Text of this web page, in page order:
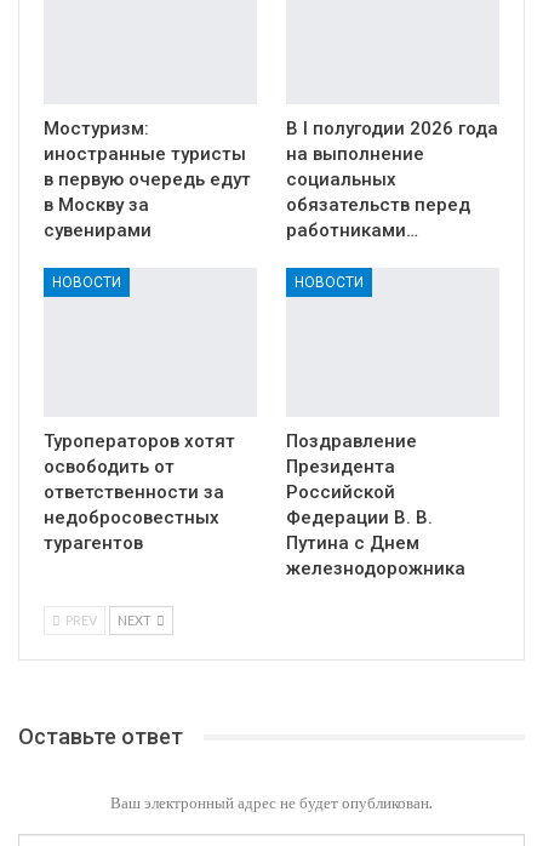
Мостуризм:
иностранные туристы
в первую очередь едут
в Москву за
сувенирами
В I полугодии 2026 года
на выполнение
социальных
обязательств перед
работниками…
НОВОСТИ
Туроператоров хотят
освободить от
ответственности за
недобросовестных
турагентов
НОВОСТИ
Поздравление
Президента
Российской
Федерации В. В.
Путина с Днем
железнодорожника
PREV NEXT
Оставьте ответ
Ваш электронный адрес не будет опубликован.